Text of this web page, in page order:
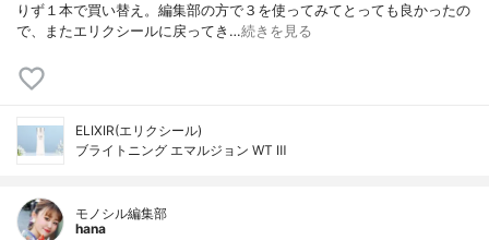
りず１本で買い替え。編集部の方で３を使ってみてとっても良かったの
で、またエリクシールに戻ってき…続きを見る
ELIXIR(エリクシール)
ブライトニング エマルジョン WT Ⅲ
モノシル編集部
hana